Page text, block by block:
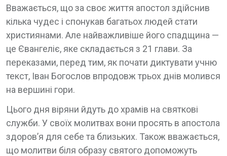
Вважається, що за своє життя апостол здійснив
кілька чудес і спонукав багатьох людей стати
християнами. Але найважливіше його спадщина —
це Євангеліє, яке складається з 21 глави. За
переказами, перед тим, як почати диктувати учню
текст, Іван Богослов впродовж трьох днів молився
на вершині гори.
Цього дня віряни йдуть до храмів на святкові
служби. У своїх молитвах вони просять в апостола
здоров’я для себе та близьких. Також вважається,
що молитви біля образу святого допоможуть